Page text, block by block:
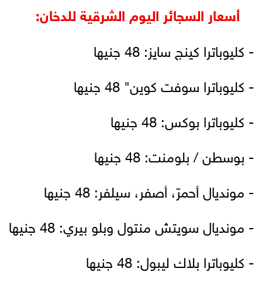
أسعار السجائر اليوم الشرقية للدخان:
- كليوباترا كينج سايز: 48 جنيها
- كليوباترا سوفت كوين" 48 جنيها
- كليوباترا بوكس: 48 جنيها
- بوسطن / بلومنت: 48 جنيها
- مونديال أحمرّ، أصفر، سيلفر: 48 جنيها
- مونديال سويتش منتول وبلو بيري: 48 جنيها
- كليوباترا بلاك ليبول: 48 جنيها